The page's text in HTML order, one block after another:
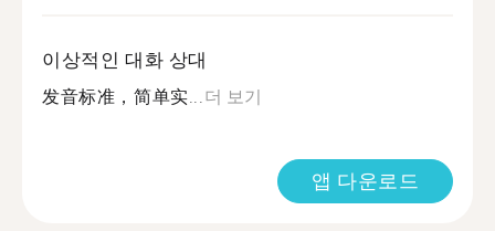
이상적인 대화 상대
发音标准，简单实... 더 보기
앱 다운로드